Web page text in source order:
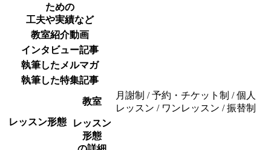
ための
工夫や実績など
教室紹介動画
インタビュー記事
執筆したメルマガ
執筆した特集記事
レッスン形態
教室
月謝制 / 予約・チケット制 / 個人
レッスン / ワンレッスン / 振替制
レッスン
形態